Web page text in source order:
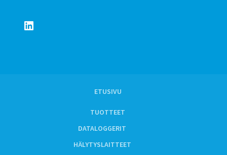
LinkedIn
ETUSIVU
TUOTTEET
DATALOGGERIT
HÄLYTYSLAITTEET